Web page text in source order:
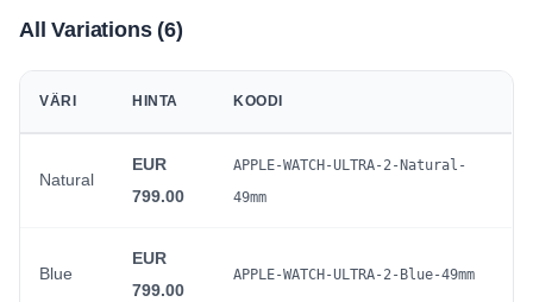
All Variations (6)
VÄRI HINTA KOODI
Natural
EUR
799.00
APPLE-WATCH-ULTRA-2-Natural-
49mm
Blue
EUR
799.00
APPLE-WATCH-ULTRA-2-Blue-49mm